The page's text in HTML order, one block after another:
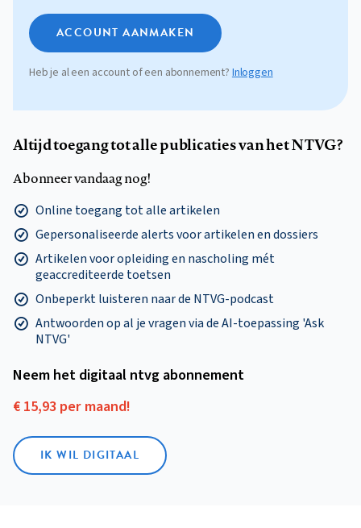
ACCOUNT AANMAKEN
Heb je al een account of een abonnement?Inloggen
Altijd toegang tot alle publicaties van het NTVG?
Abonneer vandaag nog!
Online toegang tot alle artikelen
Gepersonaliseerde alerts voor artikelen en dossiers
Artikelen voor opleiding en nascholing mét
geaccrediteerde toetsen
Onbeperkt luisteren naar de NTVG-podcast
Antwoorden op al je vragen via de AI-toepassing 'Ask
NTVG'
Neem het digitaal ntvg abonnement
€ 15,93 per maand!
IK WIL DIGITAAL